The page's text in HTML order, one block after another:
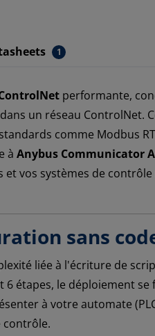
1
performante,
un réseau ControlNet.
comme Modbus
à Anybus Communicator
vos systèmes de
sans
liée à l'écriture de
étapes, le déploiement se
à votre automate
contrôle.